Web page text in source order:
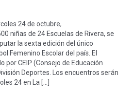
24 de octubre,
niñas de 24 Escuelas de Rivera, se
la sexta edición del único
Femenino Escolar del país. El
por CEIP (Consejo de Educación
Deportes. Los encuentros serán
24 en La […]